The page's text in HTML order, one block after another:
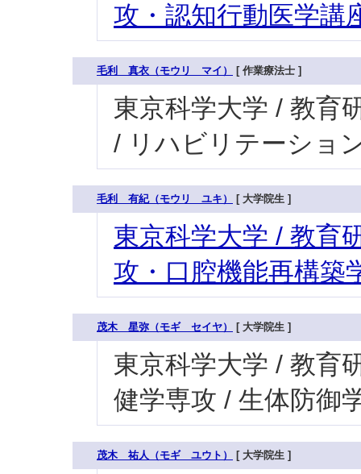
攻・認知行動医学講
毛利 真衣（モウリ マイ） [ 作業療法士 ]
東京科学大学 / 教育
/ リハビリテーショ
毛利 有紀（モウリ ユキ） [ 大学院生 ]
東京科学大学 / 教育
攻・口腔機能再構築
茂木 星弥（モギ セイヤ） [ 大学院生 ]
東京科学大学 / 教育
健学専攻 / 生体防御
茂木 祐人（モギ ユウト） [ 大学院生 ]